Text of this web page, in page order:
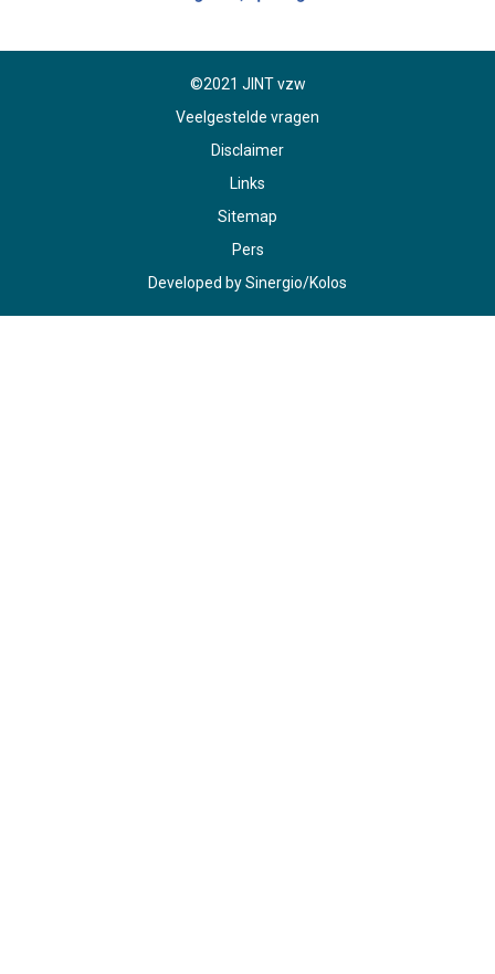
©2021 JINT vzw
Veelgestelde vragen
Disclaimer
Links
Sitemap
Pers
Developed bySinergio/Kolos